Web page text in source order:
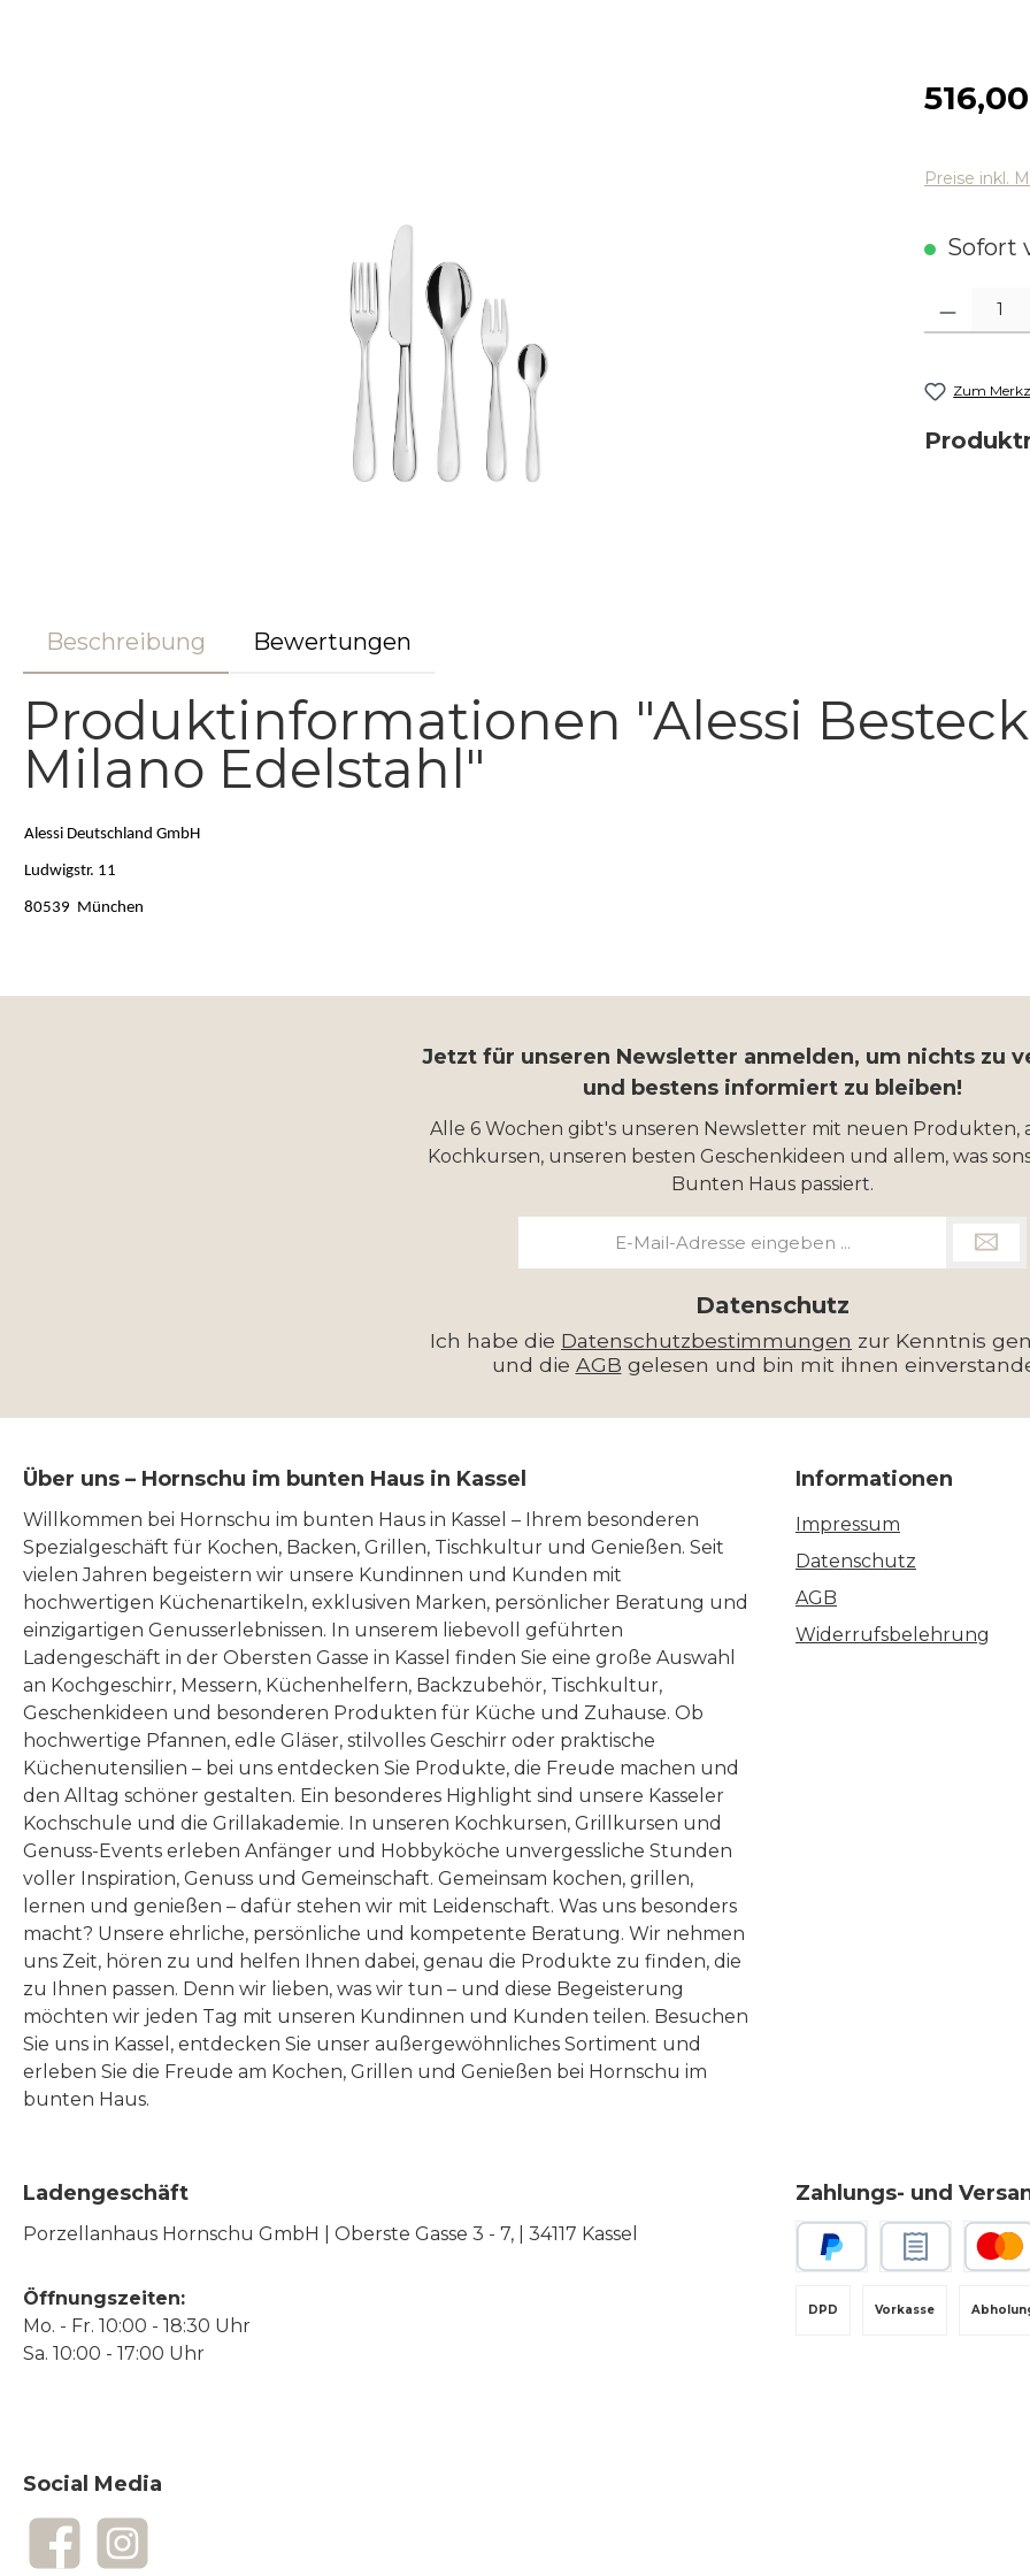
Preise inkl.
Sofort
Produkt
Zum
Beschreibung Bewertungen
Produktinformationen "Alessi
Milano Edelstahl"
Alessi Deutschland GmbH
Ludwigstr. 11
80539 München
Jetzt für unseren Newsletter anmelden, um nichts zu
und bestens informiert zu bleiben!
Alle 6 Wochen gibt's unseren Newsletter mit neuen Produkten,
Kochkursen, unseren besten Geschenkideen und allem, was
Bunten Haus passiert.
Datenschutz
Ich habe die Datenschutzbestimmungen zur Kenntnis
und die AGB gelesen und bin mit ihnen
Über uns – Hornschu im bunten Haus in Kassel
Willkommen bei Hornschu im bunten Haus in Kassel – Ihrem besonderen
Spezialgeschäft für Kochen, Backen, Grillen, Tischkultur und Genießen. Seit
vielen Jahren begeistern wir unsere Kundinnen und Kunden mit
hochwertigen Küchenartikeln, exklusiven Marken, persönlicher Beratung und
einzigartigen Genusserlebnissen. In unserem liebevoll geführten
Ladengeschäft in der Obersten Gasse in Kassel finden Sie eine große Auswahl
an Kochgeschirr, Messern, Küchenhelfern, Backzubehör, Tischkultur,
Geschenkideen und besonderen Produkten für Küche und Zuhause. Ob
hochwertige Pfannen, edle Gläser, stilvolles Geschirr oder praktische
Küchenutensilien – bei uns entdecken Sie Produkte, die Freude machen und
den Alltag schöner gestalten. Ein besonderes Highlight sind unsere Kasseler
Kochschule und die Grillakademie. In unseren Kochkursen, Grillkursen und
Genuss-Events erleben Anfänger und Hobbyköche unvergessliche Stunden
voller Inspiration, Genuss und Gemeinschaft. Gemeinsam kochen, grillen,
lernen und genießen – dafür stehen wir mit Leidenschaft. Was uns besonders
macht? Unsere ehrliche, persönliche und kompetente Beratung. Wir nehmen
uns Zeit, hören zu und helfen Ihnen dabei, genau die Produkte zu finden, die
zu Ihnen passen. Denn wir lieben, was wir tun – und diese Begeisterung
möchten wir jeden Tag mit unseren Kundinnen und Kunden teilen. Besuchen
Sie uns in Kassel, entdecken Sie unser außergewöhnliches Sortiment und
erleben Sie die Freude am Kochen, Grillen und Genießen bei Hornschu im
bunten Haus.
Informationen
Impressum
Datenschutz
AGB
Widerrufsbelehrung
Ladengeschäft
Porzellanhaus Hornschu GmbH | Oberste Gasse 3 - 7, | 34117 Kassel
Öffnungszeiten:
Mo. - Fr. 10:00 - 18:30 Uhr
Sa. 10:00 - 17:00 Uhr
Zahlungs- und
Vorkasse
DPD
Social Media
FacebookInstagram